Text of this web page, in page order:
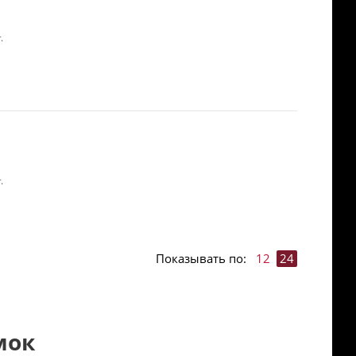
Показывать по: 12 24